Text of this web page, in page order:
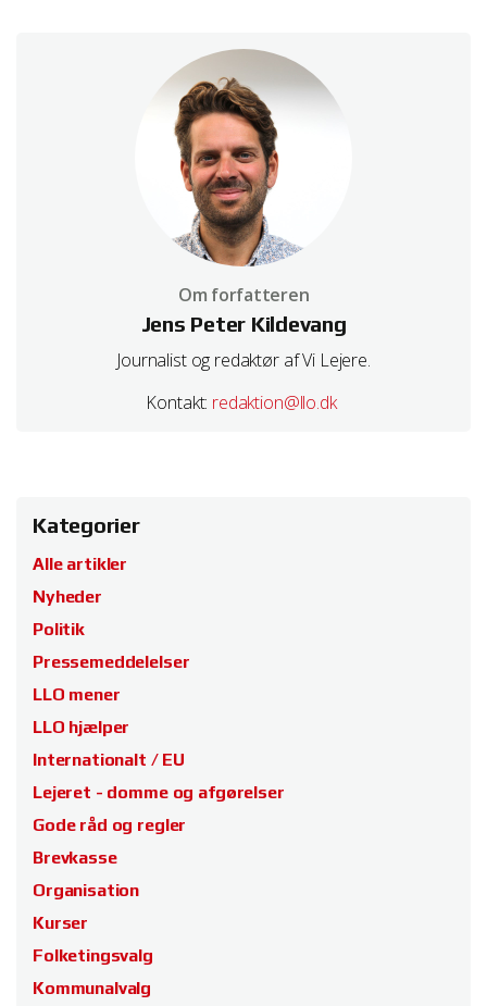
Om forfatteren
Jens Peter Kildevang
Journalist og redaktør af Vi Lejere.
Kontakt: redaktion@llo.dk
Kategorier
Alle artikler
Nyheder
Politik
Pressemeddelelser
LLO mener
LLO hjælper
Internationalt / EU
Lejeret - domme og afgørelser
Gode råd og regler
Brevkasse
Organisation
Kurser
Folketingsvalg
Kommunalvalg